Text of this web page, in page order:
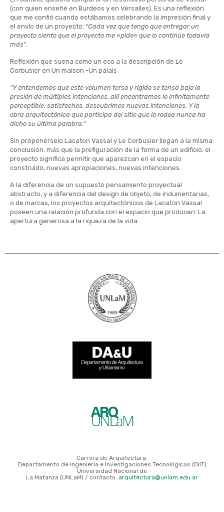
(con quien enseñé en Burdeos y en Versalles). Es una reflexión
que me confió cuando estábamos celebrando la impresión final y
el envío de un proyecto: “Cada vez que tengo que entregar un
proyecto siento que el proyecto me «pide» que lo continúe todavía
más”.
Reflexión que suena como un eco a la descripción de Le
Corbusier en Un maison -Un palais
“Y entendemos que este volumen terso y rígido se tensa bajo la
presión de múltiples intenciones: allí encontramos lo infinitamente
perceptible: satisfechos, descubrimos nuevas intenciones. Y la
obra arquitectónica que participa del sitio que lo rodea nunca ha
dicho su última palabra.”
Sin proponérselo Lacaton Vassal y Le Corbusier llegan a la misma
conclusión, más que la prefiguración de la forma de un edificio, el
proyecto significa permitir que aparezcan en el espacio
construido, nuevas apropiaciones, nuevas intenciones
A la diferencia de un supuesto pensamiento proyectual
abstracto, y a diferencia del design de objeto, de indumentarias,
o de marcas, los proyectos arquitectónicos de Lacaton Vassal
poseen una relación profunda con el espacio que producen: La
apertura generosa a la riqueza de la vida.
Carrera de Arquitectura.
Departamento de Ingeniería e Investigaciones Tecnológicas (DIIT)
Universidad Nacional de
La Matanza (UNLaM) / contacto: arquitectura@unlam.edu.ar